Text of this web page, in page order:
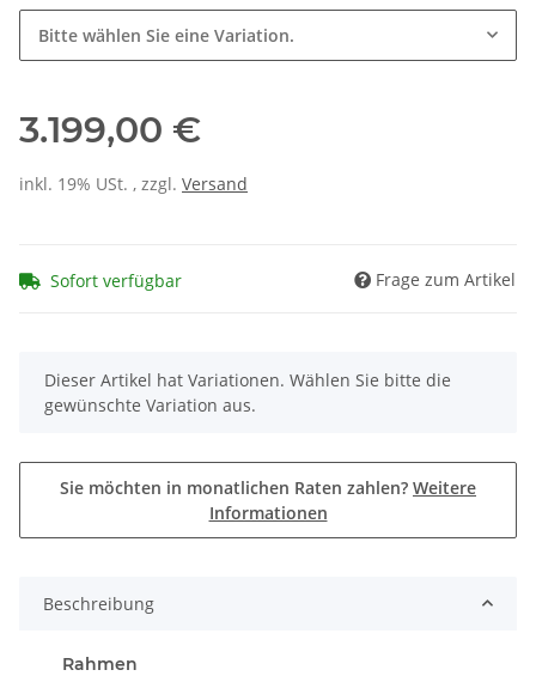
Bitte wählen Sie eine Variation.
3.199,00 €
inkl. 19% USt. , zzgl. Versand
Sofort verfügbar Frage zum Artikel
x
Dieser Artikel hat Variationen. Wählen Sie bitte die
gewünschte Variation aus.
Sie möchten in monatlichen Raten zahlen? Weitere
Informationen
Beschreibung
Rahmen